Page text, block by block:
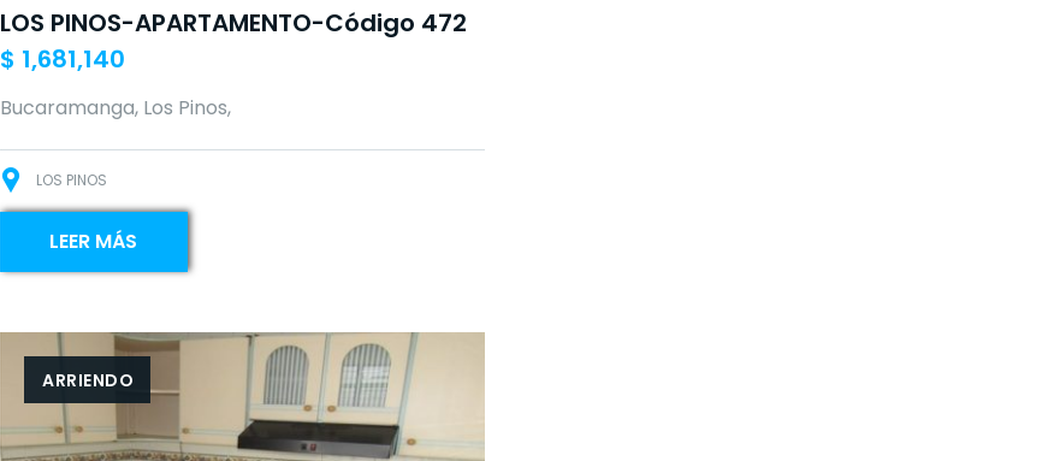
LOS PINOS-APARTAMENTO-Código 472
$ 1,681,140
Bucaramanga, Los Pinos,
LOS PINOS
LEER MÁS
ARRIENDO